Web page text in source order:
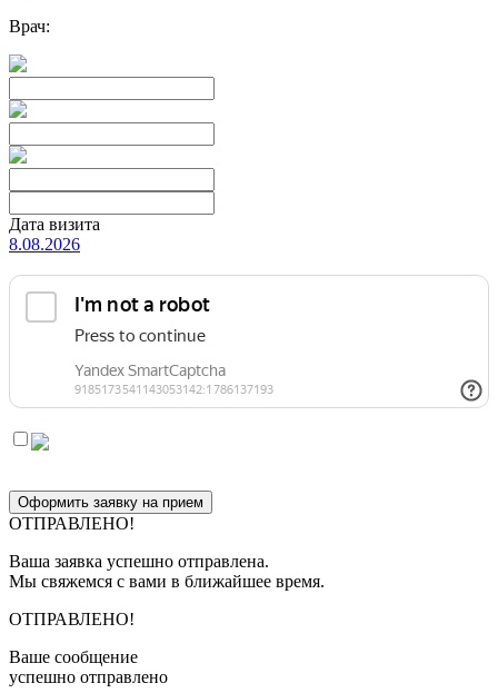
Врач:
Дата визита
8.08.2026
Оформить заявку на прием
ОТПРАВЛЕНО!
Ваша заявка успешно отправлена.
Мы свяжемся с вами в ближайшее время.
ОТПРАВЛЕНО!
Ваше сообщение
успешно отправлено